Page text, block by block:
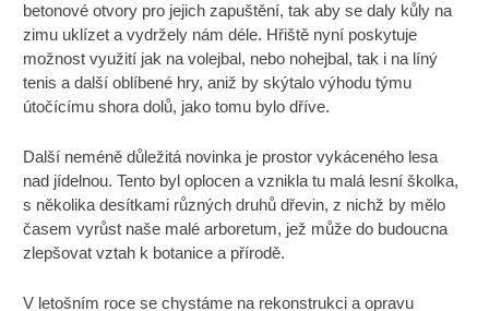
betonové otvory pro jejich zapuštění, tak aby se daly kůly na
zimu uklízet a vydržely nám déle. Hřiště nyní poskytuje
možnost využití jak na volejbal, nebo nohejbal, tak i na líný
tenis a další oblíbené hry, aniž by skýtalo výhodu týmu
útočícímu shora dolů, jako tomu bylo dříve.
Další neméně důležitá novinka je prostor vykáceného lesa
nad jídelnou. Tento byl oplocen a vznikla tu malá lesní školka,
s několika desítkami různých druhů dřevin, z nichž by mělo
časem vyrůst naše malé arboretum, jež může do budoucna
zlepšovat vztah k botanice a přírodě.
V letošním roce se chystáme na rekonstrukci a opravu